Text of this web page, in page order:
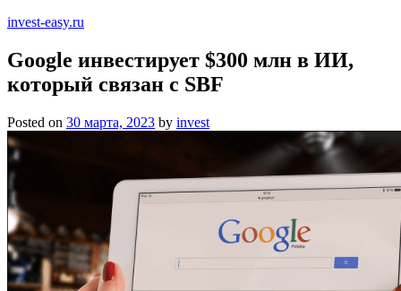
invest-easy.ru
Google инвестирует $300 млн в ИИ,
который связан с SBF
Posted on 30 марта, 2023 by invest